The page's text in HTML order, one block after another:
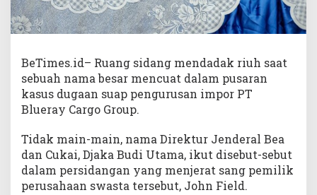
BeTimes.id– Ruang sidang mendadak riuh saat
sebuah nama besar mencuat dalam pusaran
kasus dugaan suap pengurusan impor PT
Blueray Cargo Group.
Tidak main-main, nama Direktur Jenderal Bea
dan Cukai, Djaka Budi Utama, ikut disebut-sebut
dalam persidangan yang menjerat sang pemilik
perusahaan swasta tersebut, John Field.